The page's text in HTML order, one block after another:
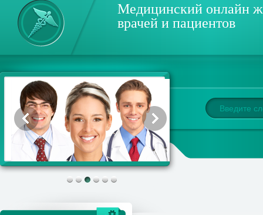
Медицинский онлайн
врачей и пациентов